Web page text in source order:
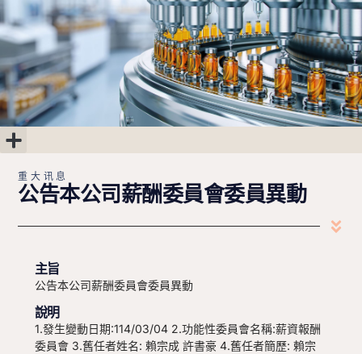
重大讯息
公告本公司薪酬委員會委員異動
主旨
公告本公司薪酬委員會委員異動
說明
1.發生變動日期:114/03/04 2.功能性委員會名稱:薪資報酬
委員會 3.舊任者姓名: 賴宗成 許書豪 4.舊任者簡歷: 賴宗